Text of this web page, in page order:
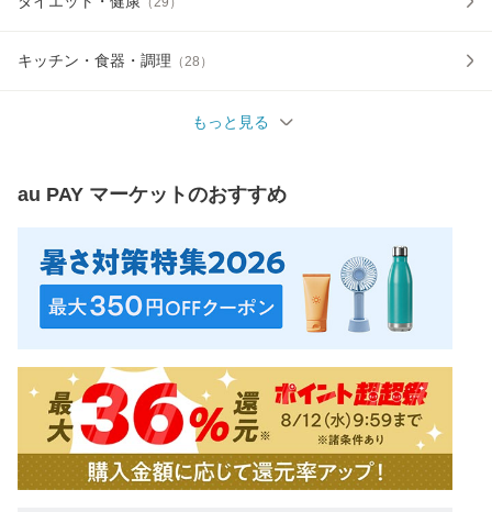
キッチン・食器・調理 （28 ）
もっと見る
au PAY マーケットのおすすめ